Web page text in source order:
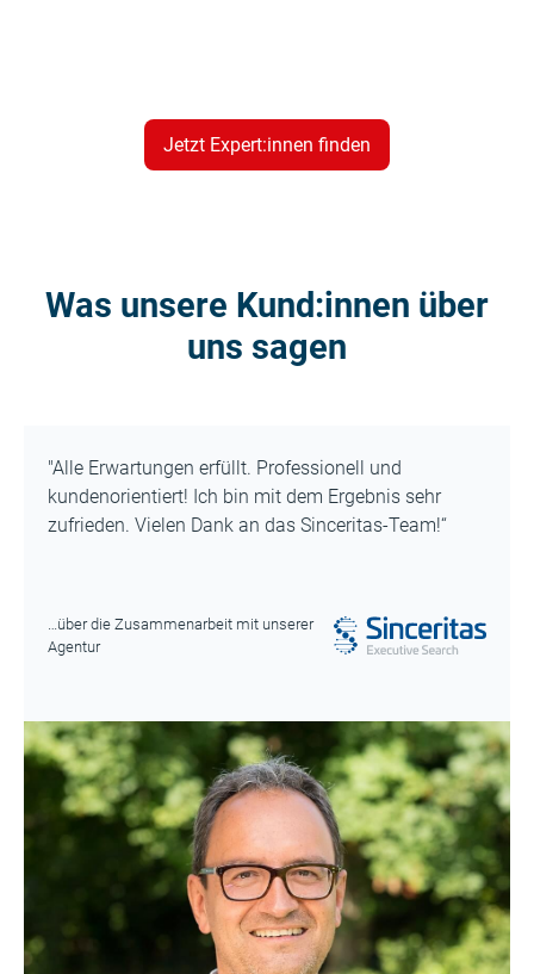
Jetzt Expert:innen finden
Was unsere Kund:innen über
uns sagen
"Alle Erwartungen erfüllt. Professionell und
kundenorientiert! Ich bin mit dem Ergebnis sehr
zufrieden. Vielen Dank an das Sinceritas-Team!“
…über die Zusammenarbeit mit unserer
Agentur